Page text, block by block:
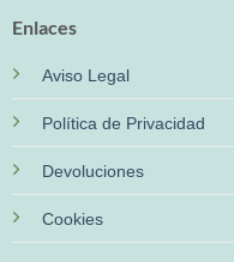
Enlaces
Aviso Legal
Política de Privacidad
Devoluciones
Cookies